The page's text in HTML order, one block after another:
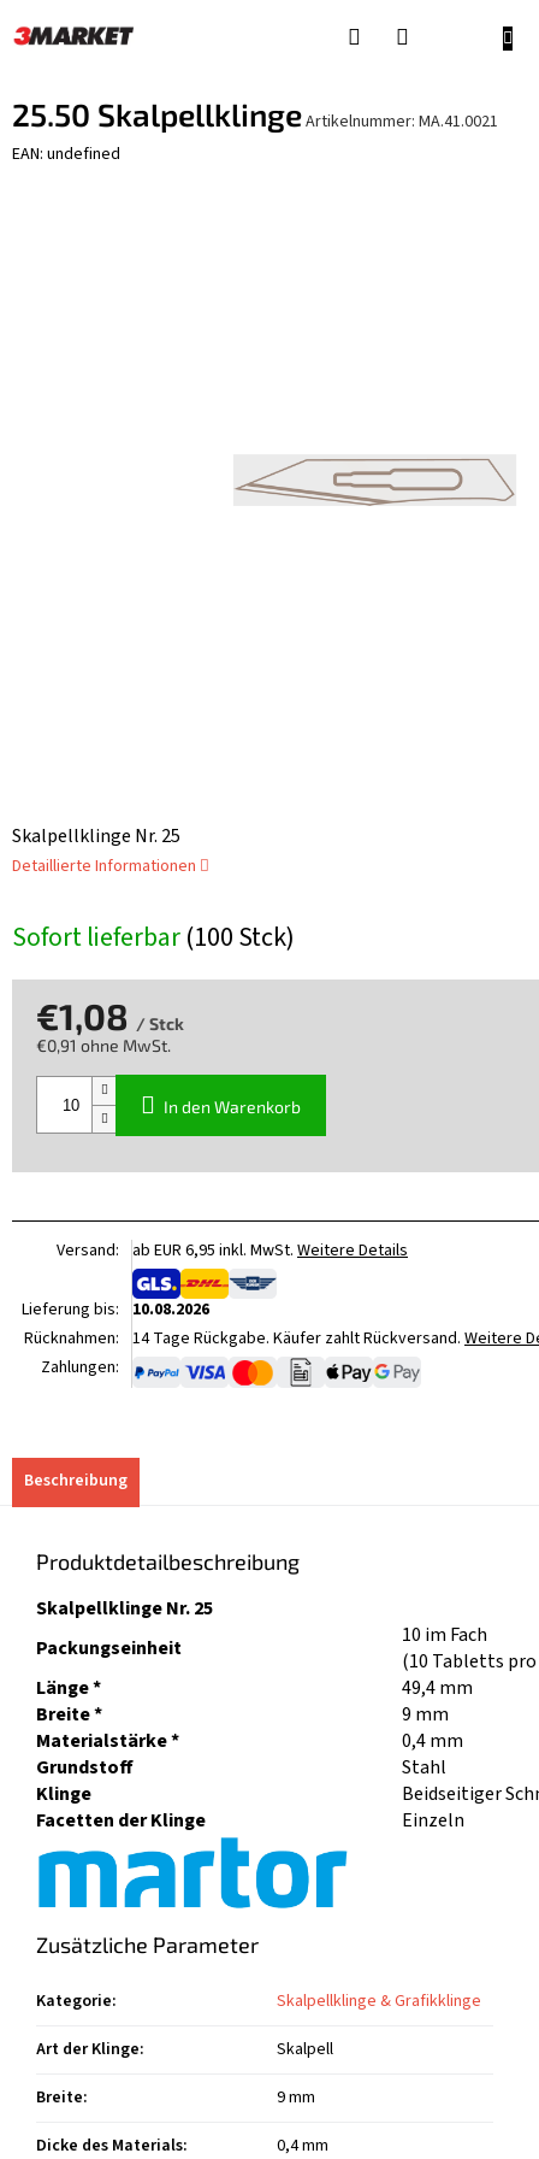
Inhalt
25.50 SkalpellklingeArtikelnummer: MA.41.0021
EAN: undefined
Sofort lieferbar(100 Stck)
Skalpellklinge Nr. 25
Detaillierte Informationen
€1,08 / Stck
€0,91 ohne MwSt.
In den Warenkorb
Versand: ab EUR 6,95 inkl. MwSt. Weitere Details
Lieferung bis:
10.08.2026
Rücknahmen: 14 Tage Rückgabe. Käufer zahlt Rückversand. Weitere
Zahlungen:
Beschreibung
Produktdetailbeschreibung
Skalpellklinge Nr. 25
Packungseinheit
10 im Fach
(10 Tabletts
Länge *
49,4 mm
Breite *
9 mm
Materialstärke *
0,4 mm
Grundstoff
Stahl
Klinge
Beidseitiger
Facetten der Klinge
Einzeln
Zusätzliche Parameter
Kategorie:
Skalpellklinge & Grafikklinge
Art der Klinge:
Skalpell
Breite:
9 mm
Dicke des Materials: 0,4 mm